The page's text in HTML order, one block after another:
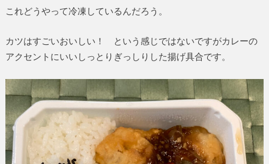
これどうやって冷凍しているんだろう。
カツはすごいおいしい！ という感じではないですがカレーの
アクセントにいいしっとりぎっしりした揚げ具合です。